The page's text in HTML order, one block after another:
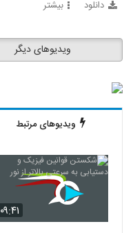
دانلود بیشتر
ویدیوهای دیگر
ویدیوهای مرتبط
۰۹:۴۱